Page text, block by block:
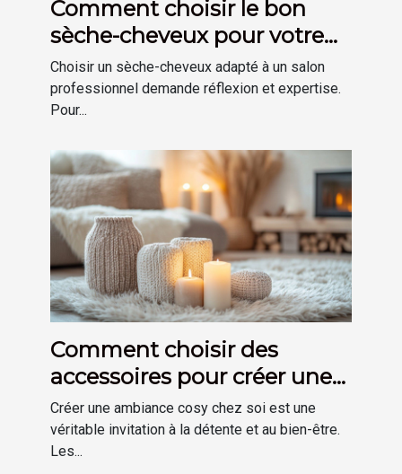
Comment choisir le bon
sèche-cheveux pour votre
salon ?
Choisir un sèche-cheveux adapté à un salon
professionnel demande réflexion et expertise.
Pour...
Comment choisir des
accessoires pour créer une
ambiance cosy chez soi
Créer une ambiance cosy chez soi est une
véritable invitation à la détente et au bien-être.
Les...